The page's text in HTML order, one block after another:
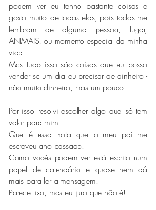
podem ver eu tenho bastante coisas e
gosto muito de todas elas, pois todas me
lembram de alguma pessoa, lugar,
ANIMAIS! ou momento especial da minha
vida.
Mas tudo isso são coisas que eu posso
vender se um dia eu precisar de dinheiro -
não muito dinheiro, mas um pouco.
Por isso resolvi escolher algo que só tem
valor para mim.
Que é essa nota que o meu pai me
escreveu ano passado.
Como vocês podem ver está escrito num
papel de calendário e quase nem dá
mais para ler a mensagem.
Parece lixo, mas eu juro que não é!